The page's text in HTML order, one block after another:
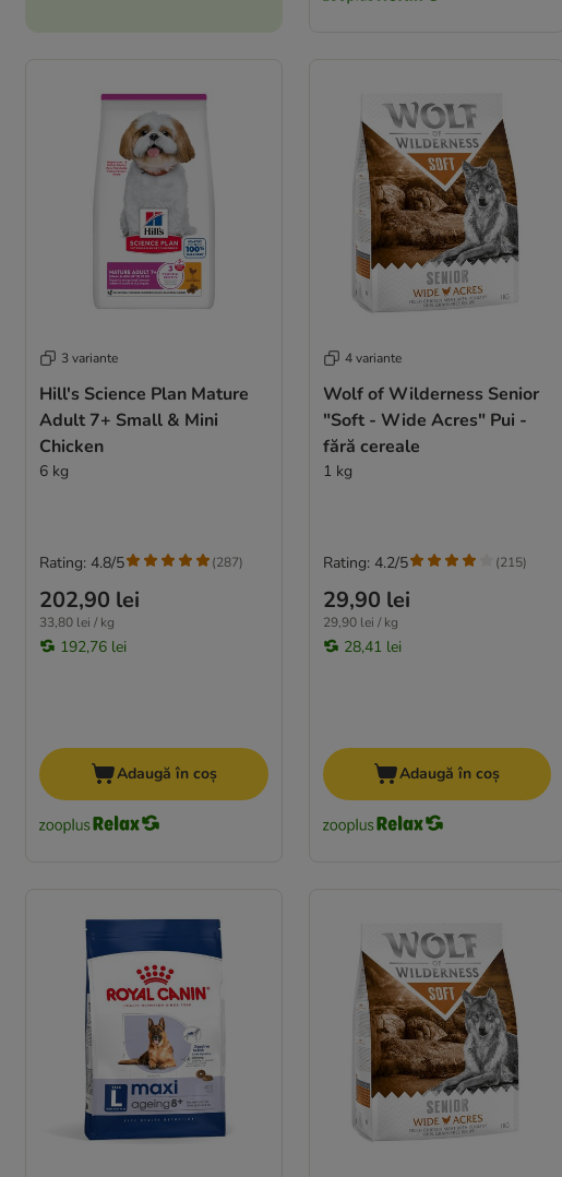
3 variante
Hill's Science Plan Mature
Adult 7+ Small & Mini
Chicken
6 kg
202,90 lei
33,80 lei / kg
192,76 lei
Rating: 4.8/5 (287)
Adaugă în coș
4 variante
Wolf of Wilderness Senior
"Soft - Wide Acres" Pui -
fără cereale
1 kg
29,90 lei
29,90 lei / kg
28,41 lei
Rating: 4.2/5 (215)
Adaugă în coș